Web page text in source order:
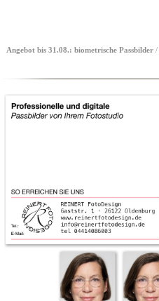
Angebot bis 31.08.: biometrische Passbilder /